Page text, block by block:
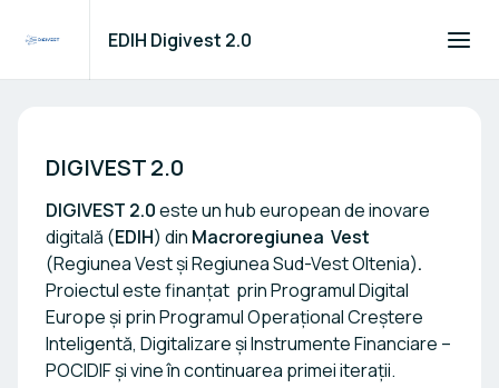
EDIH Digivest 2.0
DIGIVEST 2.0
DIGIVEST 2.0este un hub european de inovare
digitală (EDIH) din Macroregiunea Vest
(Regiunea Vest și Regiunea Sud-Vest Oltenia).
Proiectul este finanțat prin Programul Digital
Europe și prin Programul Operațional Creștere
Inteligentă, Digitalizare și Instrumente Financiare –
POCIDIF și vine în continuarea primei iterații.